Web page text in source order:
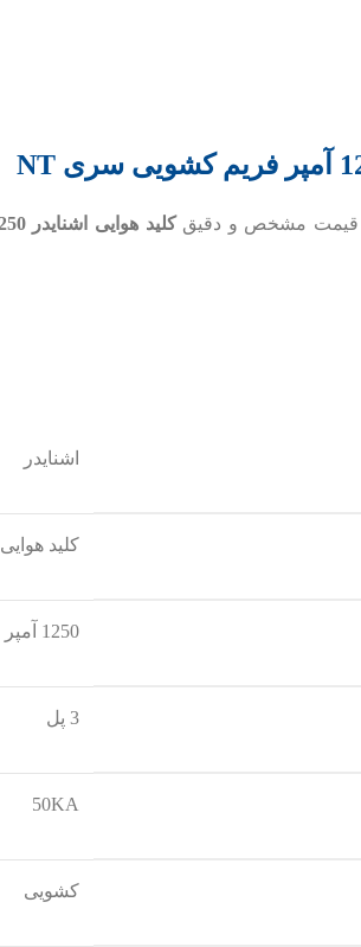
فریم کشویی سری NT
از قیمت مشخص و دقیقکلید هوایی اشنایدر 1250
اشنایدر
کلید هوایی
1250 آمپر
3 پل
50KA
کشویی